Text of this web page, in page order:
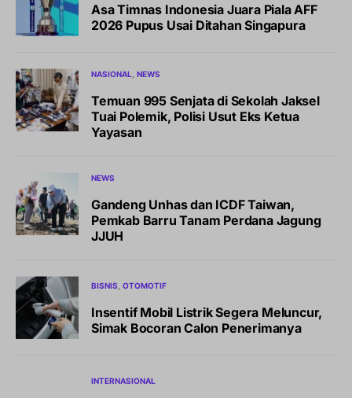
Asa Timnas Indonesia Juara Piala AFF
2026 Pupus Usai Ditahan Singapura
NASIONAL NEWS
Temuan 995 Senjata di Sekolah Jaksel
Tuai Polemik, Polisi Usut Eks Ketua
Yayasan
NEWS
Gandeng Unhas dan ICDF Taiwan,
Pemkab Barru Tanam Perdana Jagung
JJUH
BISNIS OTOMOTIF
Insentif Mobil Listrik Segera Meluncur,
Simak Bocoran Calon Penerimanya
INTERNASIONAL